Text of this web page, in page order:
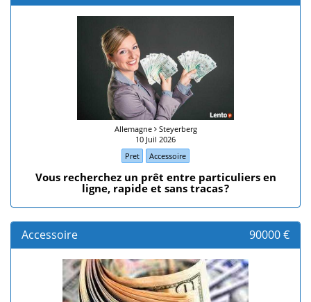
Allemagne Steyerberg
10 Juil 2026
Pret
Accessoire
​Vous recherchez un prêt entre particuliers en
ligne, rapide et sans tracas ?
Accessoire 90000 €